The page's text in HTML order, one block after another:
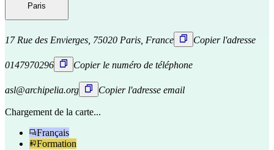
Paris
17 Rue des Envierges, 75020 Paris, France Copier l'adresse
0147970296 Copier le numéro de téléphone
asl@archipelia.org Copier l'adresse email
Chargement de la carte...
Français
Formation